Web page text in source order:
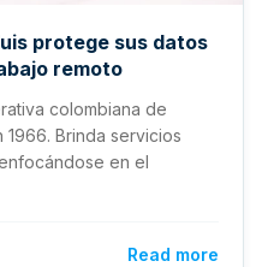
protege sus datos
remoto
colombiana de
Brinda servicios
en el
Read more